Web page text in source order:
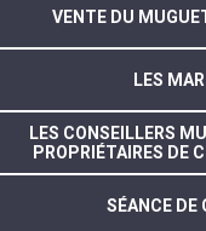
VENTE DU
LES
LES CONSEILLERS
PROPRIÉTAIRES DE
SÉANCE DE